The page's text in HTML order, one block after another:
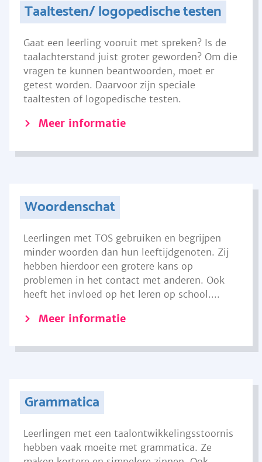
Taaltesten/ logopedische testen
Gaat een leerling vooruit met spreken? Is de
taalachterstand juist groter geworden? Om die
vragen te kunnen beantwoorden, moet er
getest worden. Daarvoor zijn speciale
taaltesten of logopedische testen.
Meer informatie
Woordenschat
Leerlingen met TOS gebruiken en begrijpen
minder woorden dan hun leeftijdgenoten. Zij
hebben hierdoor een grotere kans op
problemen in het contact met anderen. Ook
heeft het invloed op het leren op school....
Meer informatie
Grammatica
Leerlingen met een taalontwikkelingsstoornis
hebben vaak moeite met grammatica. Ze